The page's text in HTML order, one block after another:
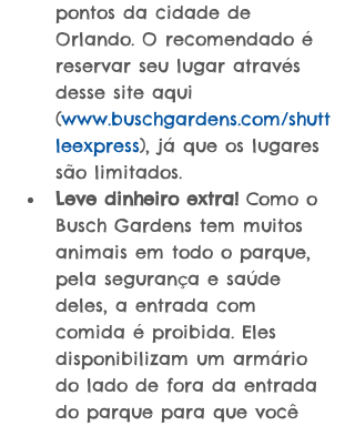
pontos da cidade de
Orlando. O recomendado é
reservar seu lugar através
desse site aqui
(www.buschgardens.com/shutt
leexpress), já que os lugares
são limitados.
Leve dinheiro extra! Como o
Busch Gardens tem muitos
animais em todo o parque,
pela segurança e saúde
deles, a entrada com
comida é proibida. Eles
disponibilizam um armário
do lado de fora da entrada
do parque para que você